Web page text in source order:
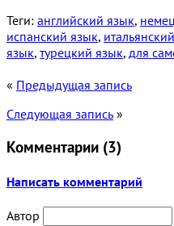
Теги: английский язык,
испанский язык,
язык, турецкий язык, для
« Предыдущая запись
Следующая запись »
Комментарии (3)
Написать комментарий
Автор